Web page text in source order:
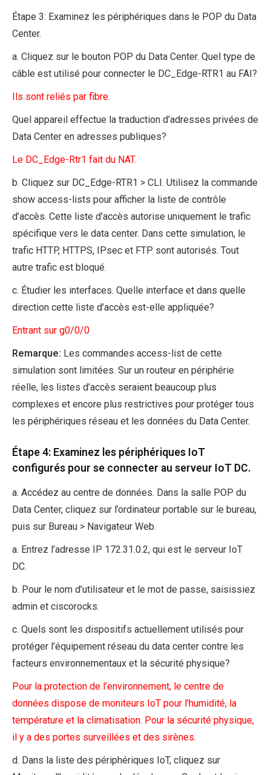
Étape 3: Examinez les périphériques dans le POP du Data
Center.
a. Cliquez sur le bouton POP du Data Center. Quel type de
câble est utilisé pour connecter le DC_Edge-RTR1 au FAI?
Ils sont reliés par fibre.
Quel appareil effectue la traduction d’adresses privées de
Data Center en adresses publiques?
Le DC_Edge-Rtr1 fait du NAT.
b. Cliquez sur DC_Edge-RTR1 > CLI. Utilisez la commande
show access-lists pour afficher la liste de contrôle
d’accès. Cette liste d’accès autorise uniquement le trafic
spécifique vers le data center. Dans cette simulation, le
trafic HTTP, HTTPS, IPsec et FTP sont autorisés. Tout
autre trafic est bloqué.
c. Étudier les interfaces. Quelle interface et dans quelle
direction cette liste d’accès est-elle appliquée?
Entrant sur g0/0/0
Remarque: Les commandes access-list de cette
simulation sont limitées. Sur un routeur en périphérie
réelle, les listes d’accès seraient beaucoup plus
complexes et encore plus restrictives pour protéger tous
les périphériques réseau et les données du Data Center.
Étape 4: Examinez les périphériques IoT
configurés pour se connecter au serveur IoT DC.
a. Accédez au centre de données. Dans la salle POP du
Data Center, cliquez sur l’ordinateur portable sur le bureau,
puis sur Bureau > Navigateur Web.
a. Entrez l’adresse IP 172.31.0.2, qui est le serveur IoT
DC.
b. Pour le nom d’utilisateur et le mot de passe, saisissiez
admin et ciscorocks.
c. Quels sont les dispositifs actuellement utilisés pour
protéger l’équipement réseau du data center contre les
facteurs environnementaux et la sécurité physique?
Pour la protection de l’environnement, le centre de
données dispose de moniteurs IoT pour l’humidité, la
température et la climatisation. Pour la sécurité physique,
il y a des portes surveillées et des sirènes.
d. Dans la liste des périphériques IoT, cliquez sur